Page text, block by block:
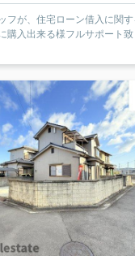
フが、住宅ローン借入に関
購入出来る様フルサポート